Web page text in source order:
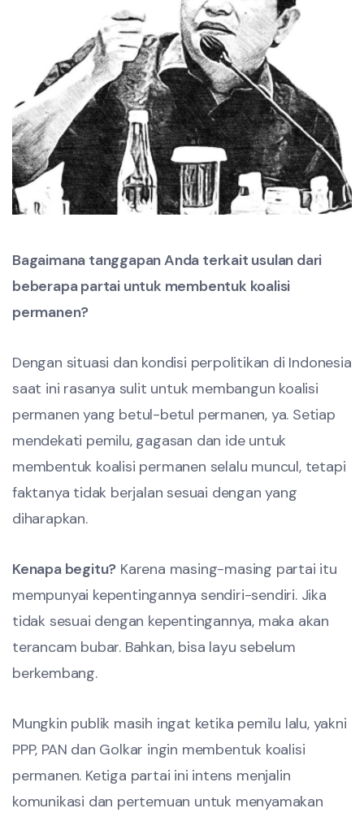
Bagaimana tanggapan Anda terkait usulan dari
beberapa partai untuk membentuk koalisi
permanen?
Dengan situasi dan kondisi perpolitikan di Indonesia
saat ini rasanya sulit untuk membangun koalisi
permanen yang betul-betul permanen, ya. Setiap
mendekati pemilu, gagasan dan ide untuk
membentuk koalisi permanen selalu muncul, tetapi
faktanya tidak berjalan sesuai dengan yang
diharapkan.
Kenapa begitu? Karena masing-masing partai itu
mempunyai kepentingannya sendiri-sendiri. Jika
tidak sesuai dengan kepentingannya, maka akan
terancam bubar. Bahkan, bisa layu sebelum
berkembang.
Mungkin publik masih ingat ketika pemilu lalu, yakni
PPP, PAN dan Golkar ingin membentuk koalisi
permanen. Ketiga partai ini intens menjalin
komunikasi dan pertemuan untuk menyamakan